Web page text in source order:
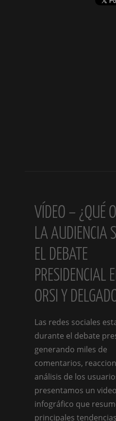
VÍDEO – ¿QUÉ
LA AUDIENCIA
EL DEBATE
PRESIDENCIAL
ORSI Y
Las redes sociales
durante el debate
generando miles de
comentarios,
análisis de los
presentamos un video
infográfico que
principales